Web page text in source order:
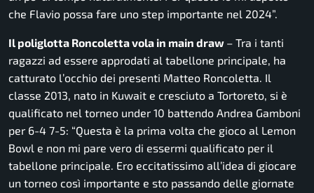
che Flavio possa fare uno step importante nel 2024”.
Il poliglotta Roncoletta vola in main draw – Tra i tanti
ragazzi ad essere approdati al tabellone principale, ha
catturato l’occhio dei presenti Matteo Roncoletta. Il
classe 2013, nato in Kuwait e cresciuto a Tortoreto, si è
qualificato nel torneo under 10 battendo Andrea Gamboni
per 6-4 7-5: “Questa è la prima volta che gioco al Lemon
Bowl e non mi pare vero di essermi qualificato per il
tabellone principale. Ero eccitatissimo all’idea di giocare
un torneo così importante e sto passando delle giornate